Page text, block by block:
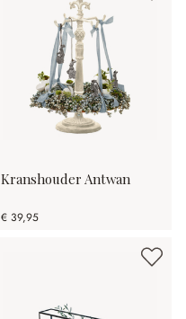
Kranshouder Antwan
€ 39,95